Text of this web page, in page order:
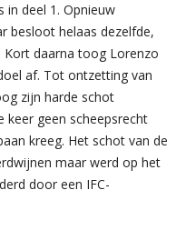
in deel 1. Opnieuw
besloot helaas dezelfde,
Kort daarna toog Lorenzo
af. Tot ontzetting van
zijn harde schot
keer geen scheepsrecht
kreeg. Het schot van de
maar werd op het
door een IFC-